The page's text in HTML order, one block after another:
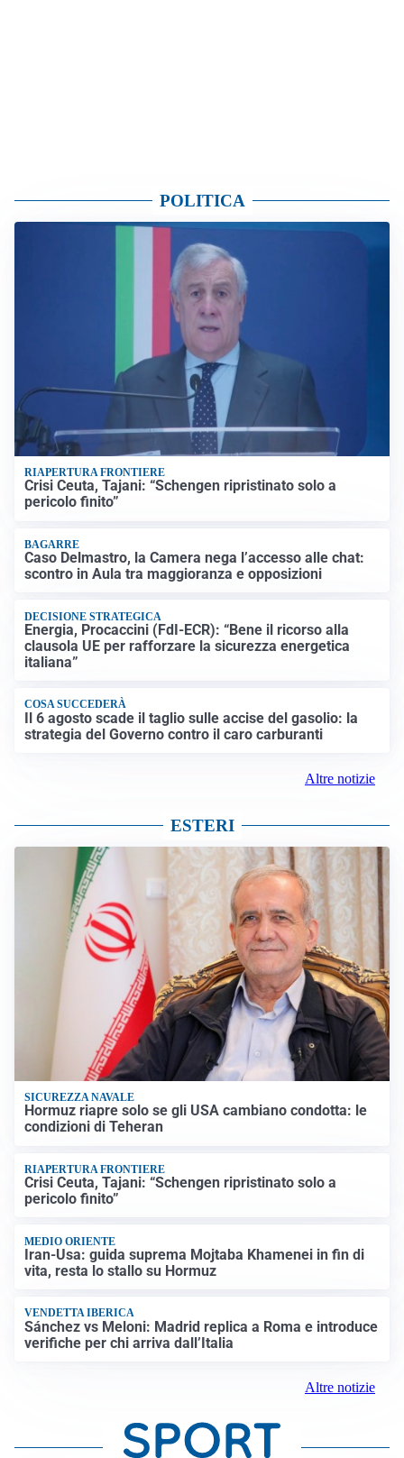
POLITICA
RIAPERTURA FRONTIERE
Crisi Ceuta, Tajani: “Schengen ripristinato solo a
pericolo finito”
BAGARRE
Caso Delmastro, la Camera nega l’accesso alle chat:
scontro in Aula tra maggioranza e opposizioni
DECISIONE STRATEGICA
Energia, Procaccini (FdI-ECR): “Bene il ricorso alla
clausola UE per rafforzare la sicurezza energetica
italiana”
COSA SUCCEDERÀ
Il 6 agosto scade il taglio sulle accise del gasolio: la
strategia del Governo contro il caro carburanti
Altre notizie
ESTERI
SICUREZZA NAVALE
Hormuz riapre solo se gli USA cambiano condotta: le
condizioni di Teheran
RIAPERTURA FRONTIERE
Crisi Ceuta, Tajani: “Schengen ripristinato solo a
pericolo finito”
MEDIO ORIENTE
Iran-Usa: guida suprema Mojtaba Khamenei in fin di
vita, resta lo stallo su Hormuz
VENDETTA IBERICA
Sánchez vs Meloni: Madrid replica a Roma e introduce
verifiche per chi arriva dall’Italia
Altre notizie